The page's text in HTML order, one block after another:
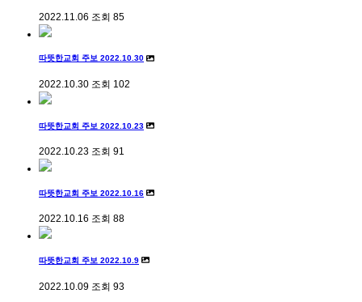
2022.11.06 조회 85
따뜻한교회 주보 2022.10.30
2022.10.30 조회 102
따뜻한교회 주보 2022.10.23
2022.10.23 조회 91
따뜻한교회 주보 2022.10.16
2022.10.16 조회 88
따뜻한교회 주보 2022.10.9
2022.10.09 조회 93